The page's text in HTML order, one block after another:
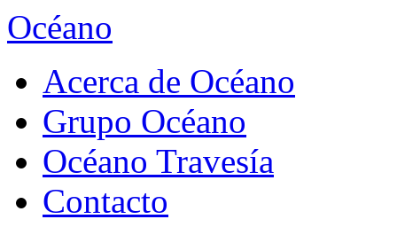
Océano
Acerca de Océano
Grupo Océano
Océano Travesía
Contacto